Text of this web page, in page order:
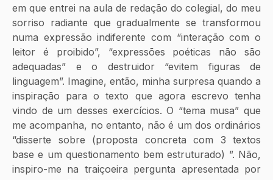
em que entrei na aula de redação do colegial, do meu
sorriso radiante que gradualmente se transformou
numa expressão indiferente com “interação com o
leitor é proibido”, “expressões poéticas não são
adequadas” e o destruidor “evitem figuras de
linguagem”. Imagine, então, minha surpresa quando a
inspiração para o texto que agora escrevo tenha
vindo de um desses exercícios. O “tema musa” que
me acompanha, no entanto, não é um dos ordinários
“disserte sobre (proposta concreta com 3 textos
base e um questionamento bem estruturado) ”. Não,
inspiro-me na traiçoeira pergunta apresentada por